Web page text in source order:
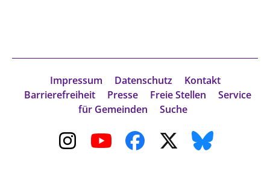
Impressum Datenschutz
Kontakt
Barrierefreiheit
Presse Freie Stellen
Service
für Gemeinden
Suche